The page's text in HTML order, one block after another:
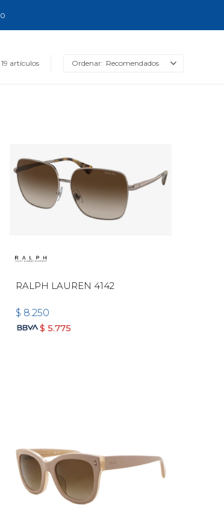
0
19 artículos Recomendados
RALPH LAUREN 4142
$ 8.250
$ 5.775